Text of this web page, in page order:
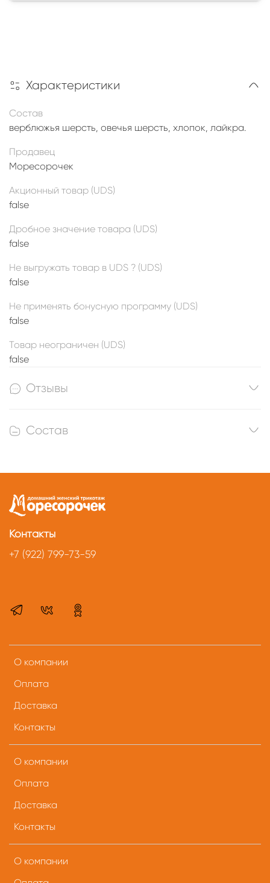
Характеристики
Состав
верблюжья шерсть, овечья шерсть, хлопок, лайкра.
Продавец
Моресорочек
Акционный товар (UDS)
false
Дробное значение товара (UDS)
false
Не выгружать товар в UDS ? (UDS)
false
Не применять бонусную программу (UDS)
false
Товар неограничен (UDS)
false
Отзывы
Состав
О компании
Оплата
Доставка
Контакты
О компании
Оплата
Доставка
Контакты
О компании
Контакты
+7 (922) 799-73-59